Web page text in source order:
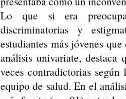
Lo que si era
discriminatorias y
estudiantes más jóvenes
análisis univariate, destaca
veces contradictorias
equipo de salud. En el